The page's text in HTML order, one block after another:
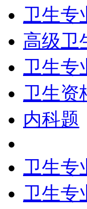
卫生专
高级卫
卫生专
卫生资
内科题
卫生专
卫生专